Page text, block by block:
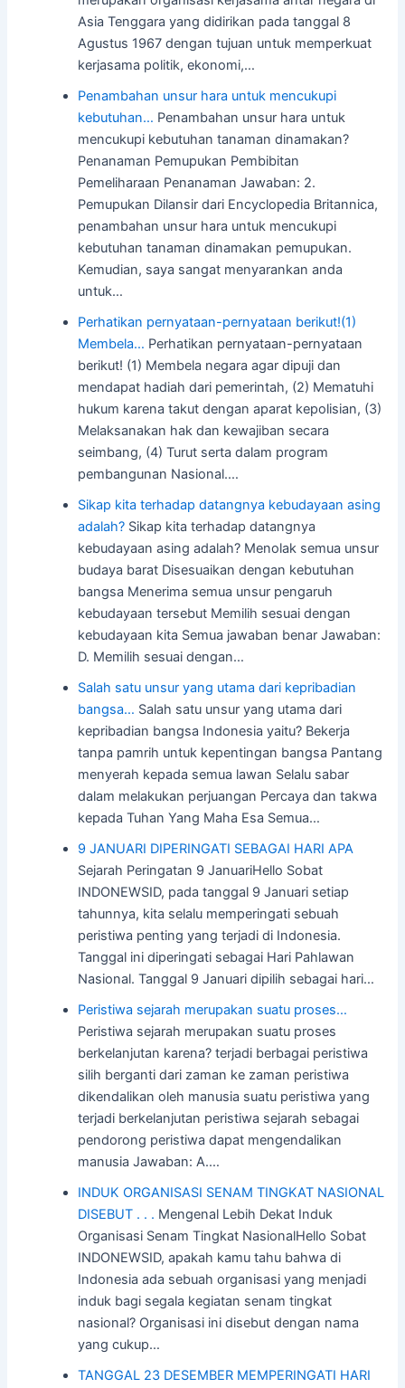
Asia Tenggara yang didirikan pada tanggal 8
Agustus 1967 dengan tujuan untuk memperkuat
kerjasama politik, ekonomi,…
Penambahan unsur hara untuk mencukupi
kebutuhan… Penambahan unsur hara untuk
mencukupi kebutuhan tanaman dinamakan?
Penanaman Pemupukan Pembibitan
Pemeliharaan Penanaman Jawaban: 2.
Pemupukan Dilansir dari Encyclopedia Britannica,
penambahan unsur hara untuk mencukupi
kebutuhan tanaman dinamakan pemupukan.
Kemudian, saya sangat menyarankan anda
untuk…
Perhatikan pernyataan-pernyataan berikut!(1)
Membela… Perhatikan pernyataan-pernyataan
berikut! (1) Membela negara agar dipuji dan
mendapat hadiah dari pemerintah, (2) Mematuhi
hukum karena takut dengan aparat kepolisian, (3)
Melaksanakan hak dan kewajiban secara
seimbang, (4) Turut serta dalam program
pembangunan Nasional.…
Sikap kita terhadap datangnya kebudayaan asing
adalah? Sikap kita terhadap datangnya
kebudayaan asing adalah? Menolak semua unsur
budaya barat Disesuaikan dengan kebutuhan
bangsa Menerima semua unsur pengaruh
kebudayaan tersebut Memilih sesuai dengan
kebudayaan kita Semua jawaban benar Jawaban:
D. Memilih sesuai dengan…
Salah satu unsur yang utama dari kepribadian
bangsa… Salah satu unsur yang utama dari
kepribadian bangsa Indonesia yaitu? Bekerja
tanpa pamrih untuk kepentingan bangsa Pantang
menyerah kepada semua lawan Selalu sabar
dalam melakukan perjuangan Percaya dan takwa
kepada Tuhan Yang Maha Esa Semua…
9 JANUARI DIPERINGATI SEBAGAI HARI APA
Sejarah Peringatan 9 JanuariHello Sobat
INDONEWSID, pada tanggal 9 Januari setiap
tahunnya, kita selalu memperingati sebuah
peristiwa penting yang terjadi di Indonesia.
Tanggal ini diperingati sebagai Hari Pahlawan
Nasional. Tanggal 9 Januari dipilih sebagai hari…
Peristiwa sejarah merupakan suatu proses…
Peristiwa sejarah merupakan suatu proses
berkelanjutan karena? terjadi berbagai peristiwa
silih berganti dari zaman ke zaman peristiwa
dikendalikan oleh manusia suatu peristiwa yang
terjadi berkelanjutan peristiwa sejarah sebagai
pendorong peristiwa dapat mengendalikan
manusia Jawaban: A.…
INDUK ORGANISASI SENAM TINGKAT NASIONAL
DISEBUT . . . Mengenal Lebih Dekat Induk
Organisasi Senam Tingkat NasionalHello Sobat
INDONEWSID, apakah kamu tahu bahwa di
Indonesia ada sebuah organisasi yang menjadi
induk bagi segala kegiatan senam tingkat
nasional? Organisasi ini disebut dengan nama
yang cukup…
TANGGAL 23 DESEMBER MEMPERINGATI HARI